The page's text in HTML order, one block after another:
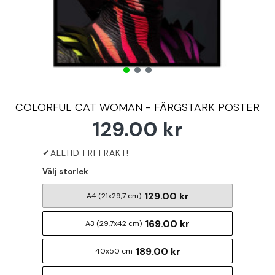
COLORFUL CAT WOMAN - FÄRGSTARK POSTER
129.00 kr
Välj storlek
A4 (21x29,7 cm) 129.00 kr
A3 (29,7x42 cm) 169.00 kr
40x50 cm 189.00 kr